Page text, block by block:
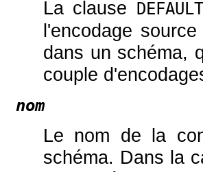
La clause DEFAULT
l'encodage
dans un schéma,
couple
nom
Le nom de la
schéma. Dans la